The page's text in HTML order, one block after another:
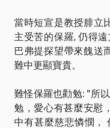
當時短宣是教授腓立
主受苦的保羅, 仍得
巴弗提探望帶來餽送
難中更顯寶貴。
難怪保羅也勸勉: "所
勉，愛心有甚麼安慰
中有甚麼慈悲憐憫，